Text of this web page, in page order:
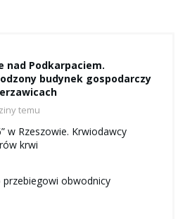
nad Podkarpaciem.
budynek gospodarczy
temu
w Rzeszowie. Krwiodawcy
krwi
obwodnicy